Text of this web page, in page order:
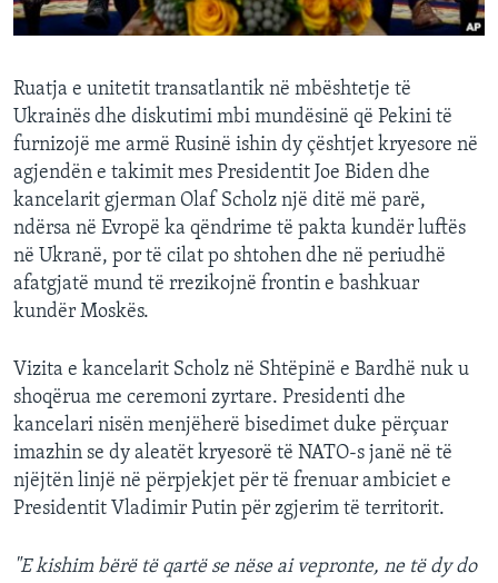
Ruatja e unitetit transatlantik në mbështetje të
Ukrainës dhe diskutimi mbi mundësinë që Pekini të
furnizojë me armë Rusinë ishin dy çështjet kryesore në
agjendën e takimit mes Presidentit Joe Biden dhe
kancelarit gjerman Olaf Scholz një ditë më parë,
ndërsa në Evropë ka qëndrime të pakta kundër luftës
në Ukranë, por të cilat po shtohen dhe në periudhë
afatgjatë mund të rrezikojnë frontin e bashkuar
kundër Moskës.
Vizita e kancelarit Scholz në Shtëpinë e Bardhë nuk u
shoqërua me ceremoni zyrtare. Presidenti dhe
kancelari nisën menjëherë bisedimet duke përçuar
imazhin se dy aleatët kryesorë të NATO-s janë në të
njëjtën linjë në përpjekjet për të frenuar ambiciet e
Presidentit Vladimir Putin për zgjerim të territorit.
"E kishim bërë të qartë se nëse ai vepronte, ne të dy do